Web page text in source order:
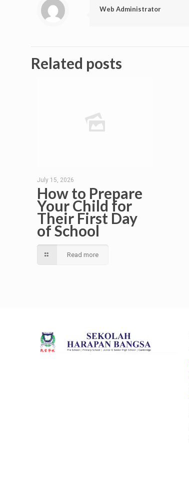
Web Administrator
Related posts
July 15, 2026
How to Prepare
Your Child for
Their First Day
of School
Read more